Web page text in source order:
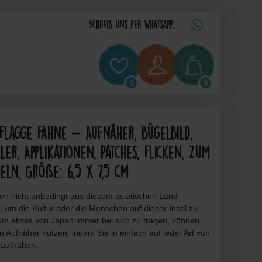
Schreib uns per Whatsapp:
0 0
Flagge Fahne - Aufnäher, Bügelbild,
Applikationen, Patches, Flicken, Zum
Größe: 6,5 x 7,5 cm
nicht unbedingt aus diesem asiatischen Land
um die Kultur oder die Menschen auf dieser Insel zu
etwas von Japan immer bei sich zu tragen, können
Aufnäher nutzen, indem Sie in einfach auf jeder Art von